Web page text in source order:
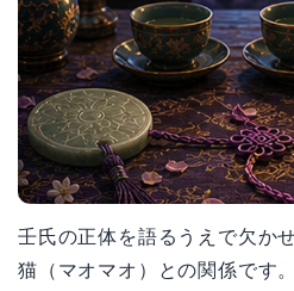
壬氏の正体を語るうえで欠か
猫（マオマオ）との関係です